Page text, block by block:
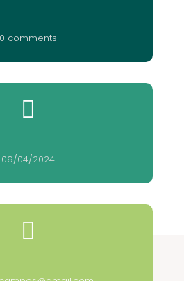
0 comments

09/04/2024
